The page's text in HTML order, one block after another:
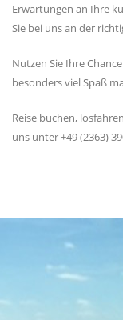
Erwartungen an Ihre
Sie bei uns an der
Nutzen Sie Ihre
besonders viel Spaß
Reise buchen,
uns unter +49 (2363)